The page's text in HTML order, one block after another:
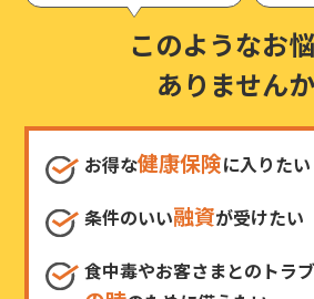
このようなお
ありません
お得な健康保険に入りたい
条件のいい融資が受けたい
食中毒やお客さまとのトラ